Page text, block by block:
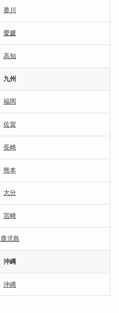
香川
愛媛
高知
九州
福岡
佐賀
長崎
熊本
大分
宮崎
鹿児島
沖縄
沖縄